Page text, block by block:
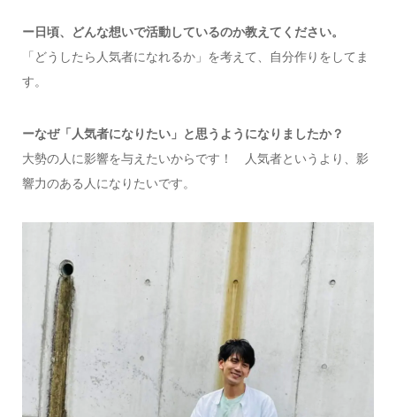
ー日頃、どんな想いで活動しているのか教えてください。
「どうしたら人気者になれるか」を考えて、自分作りをしてま
す。
ーなぜ「人気者になりたい」と思うようになりましたか？
大勢の人に影響を与えたいからです！ 人気者というより、影
響力のある人になりたいです。